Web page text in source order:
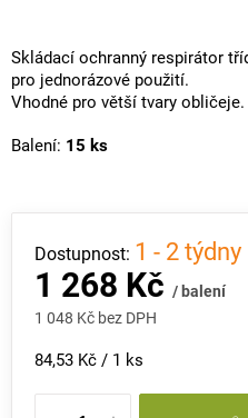
Skládací ochranný respirátor
pro jednorázové použití.
Vhodné pro větší tvary obličeje.
Balení: 15 ks
1 268 Kč / balení
1 048 Kč bez DPH
Měrná
cena:
84,53 Kč / 1 ks
1 - 2 týdny